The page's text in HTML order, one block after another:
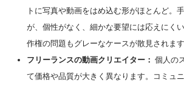
トに写真や動画をはめ込む形がほとんど。
が、個性がなく、細かな要望には応えにく
作権の問題もグレーなケースが散見されます
フリーランスの動画クリエイター： 個人の
て価格や品質が大きく異なります。コミュ